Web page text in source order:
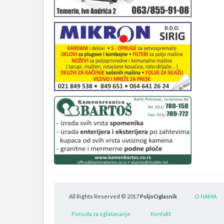
All Rights Reserved © 2017PoljoOglasnik O NAMA
Ponuda za oglašavanje Kontakt